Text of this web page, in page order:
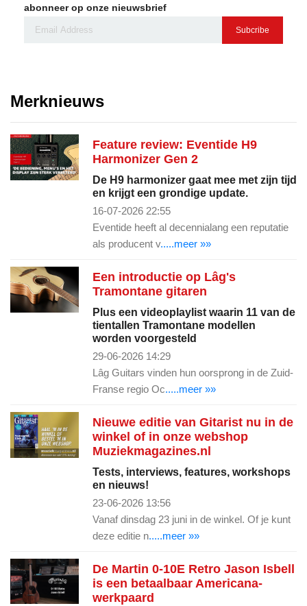
abonneer op onze nieuwsbrief
Subcribe
Merknieuws
Feature review: Eventide H9
Harmonizer Gen 2
De H9 harmonizer gaat mee met zijn tijd
en krijgt een grondige update.
16-07-2026 22:55
Eventide heeft al decennialang een reputatie
als producent v.....meer »»
Een introductie op Lâg's
Tramontane gitaren
Plus een videoplaylist waarin 11 van de
tientallen Tramontane modellen
worden voorgesteld
29-06-2026 14:29
Lâg Guitars vinden hun oorsprong in de Zuid-
Franse regio Oc.....meer »»
Nieuwe editie van Gitarist nu in de
winkel of in onze webshop
Muziekmagazines.nl
Tests, interviews, features, workshops
en nieuws!
23-06-2026 13:56
Vanaf dinsdag 23 juni in de winkel. Of je kunt
deze editie n.....meer »»
De Martin 0-10E Retro Jason Isbell
is een betaalbaar Americana-
werkpaard